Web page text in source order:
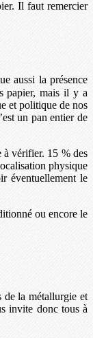
Il faut remercier
aussi la présence
papier, mais il y a
et politique de nos
un pan entier de
à vérifier. 15 % des
physique
éventuellement le
ou encore le
de la métallurgie et
invite donc tous à